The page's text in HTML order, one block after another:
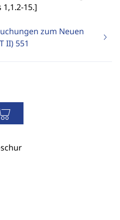
15.]
zum Neuen
II) 551